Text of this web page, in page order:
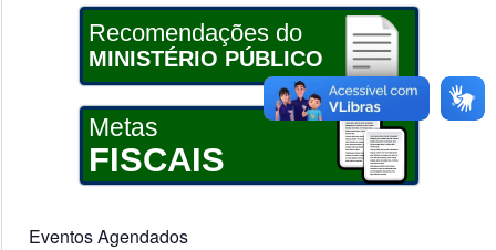
Recomendações do
MINISTÉRIO PÚBLICO
Metas
FISCAIS
Eventos Agendados